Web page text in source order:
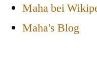
Maha bei
Maha's Blog